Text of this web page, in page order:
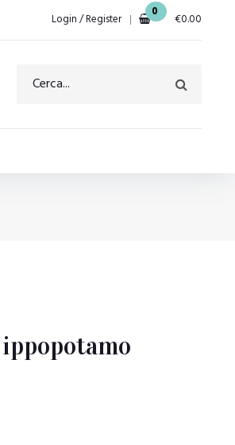
Login / Register 0 €0.00